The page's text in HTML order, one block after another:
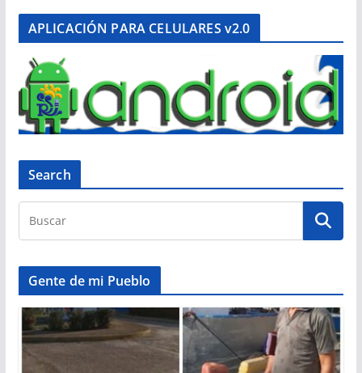
APLICACIÓN PARA CELULARES v2.0
Search
Gente de mi Pueblo